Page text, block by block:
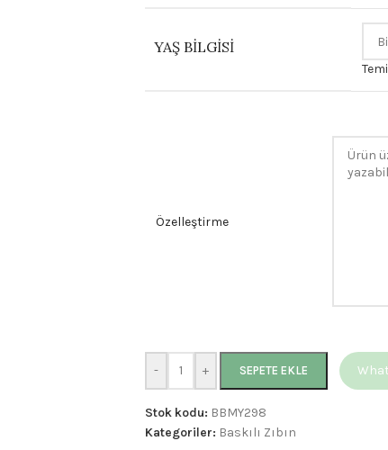
YAŞ BILGISI
Özelleştirme
- + SEPETE EKLE
Stok kodu: BBMY298
Kategoriler: Baskılı Zıbın